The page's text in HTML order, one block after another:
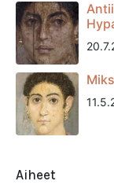
Aiheet